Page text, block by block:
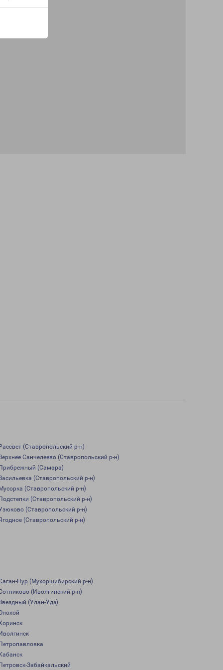
(Ставропольский р-н)
Санчелеево (Ставропольский р-н)
(Самара)
(Ставропольский р-н)
(Ставропольский р-н)
(Ставропольский р-н)
(Ставропольский р-н)
(Ставропольский р-н)
Нур (Мухоршибирский р-н)
(Иволгинский р-н)
(Улан-Удэ)
Забайкальский